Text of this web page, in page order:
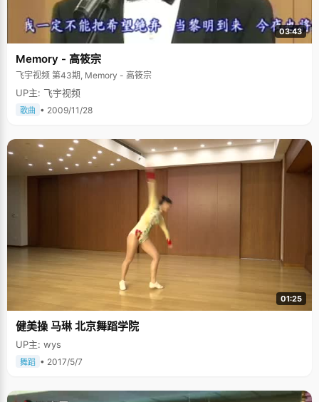
03:43
Memory - 高筱宗
飞宇视频 第43期, Memory - 高筱宗
UP主: 飞宇视频
歌曲 • 2009/11/28
01:25
健美操 马琳 北京舞蹈学院
UP主: wys
舞蹈 • 2017/5/7